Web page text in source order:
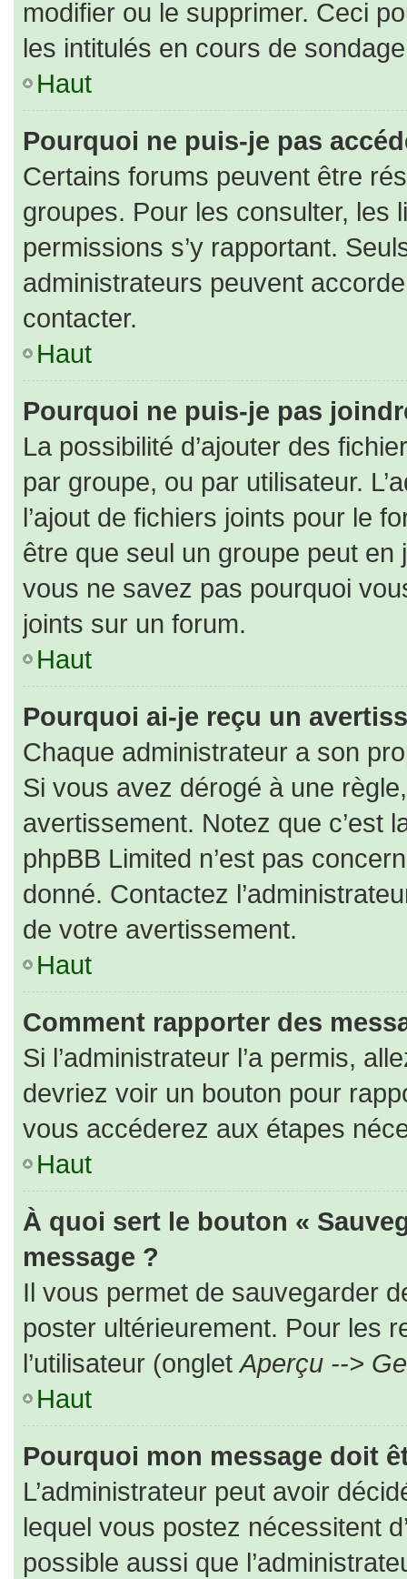
modifier ou le supprimer. Ceci
les intitulés en cours de
Haut
Pourquoi ne puis-je pas
Certains forums peuvent être
groupes. Pour les consulter, les
permissions s’y rapportant.
administrateurs peuvent
contacter.
Haut
Pourquoi ne puis-je pas
La possibilité d’ajouter des
par groupe, ou par utilisateur.
l’ajout de fichiers joints pour le
être que seul un groupe peut en
vous ne savez pas pourquoi
joints sur un forum.
Haut
Pourquoi ai-je reçu un
Chaque administrateur a son
Si vous avez dérogé à une
avertissement. Notez que c’est
phpBB Limited n’est pas
donné. Contactez
de votre avertissement.
Haut
Comment rapporter des
Si l’administrateur l’a permis,
devriez voir un bouton pour
vous accéderez aux étapes
Haut
À quoi sert le bouton «
message ?
Il vous permet de sauvegarder
poster ultérieurement. Pour les
l’utilisateur (ongletAperçu -->
Haut
Pourquoi mon message doit
L’administrateur peut avoir
lequel vous postez nécessitent
possible aussi que